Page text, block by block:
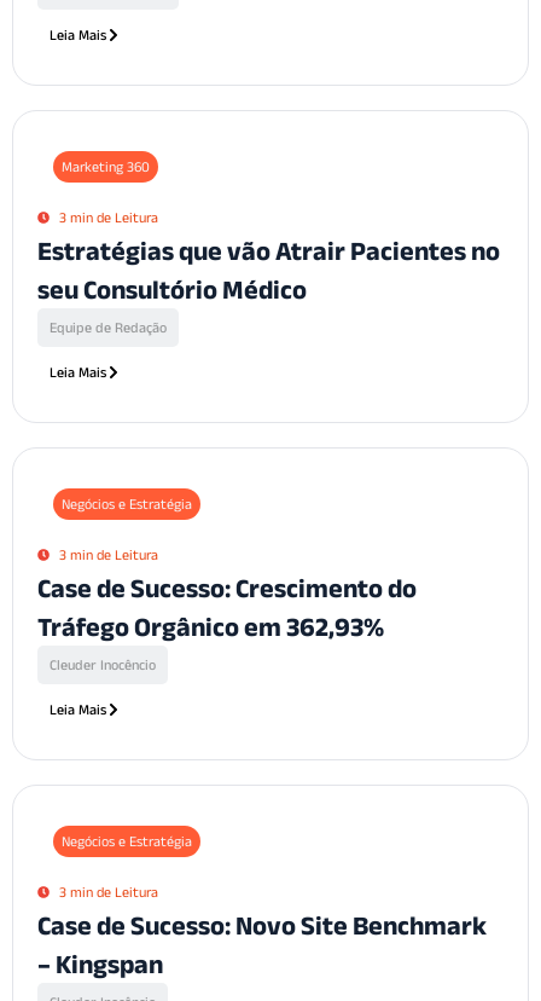
Leia Mais
Marketing 360
3 min de Leitura
Estratégias que vão Atrair Pacientes no
seu Consultório Médico
Equipe de Redação
Leia Mais
Negócios e Estratégia
3 min de Leitura
Case de Sucesso: Crescimento do
Tráfego Orgânico em 362,93%
Cleuder Inocêncio
Leia Mais
Negócios e Estratégia
3 min de Leitura
Case de Sucesso: Novo Site Benchmark
– Kingspan